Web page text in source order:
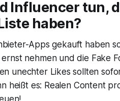
Influencer tun,
haben?
Apps gekauft haben
nehmen und die Fake
unechter Likes sollten
heißt es: Realen Content